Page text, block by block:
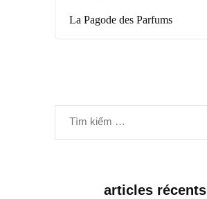
La Pagode des Parfums
Tìm
kiếm
articles récents